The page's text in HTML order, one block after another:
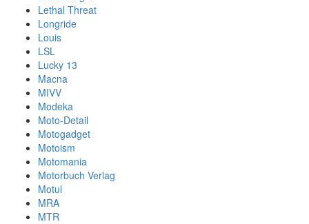
Lethal Threat
Longride
Louis
LSL
Lucky 13
Macna
MIVV
Modeka
Moto-Detail
Motogadget
Motoism
Motomania
Motorbuch Verlag
Motul
MRA
MTR